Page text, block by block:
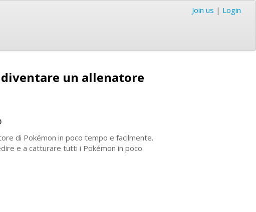
Join us | Login
diventare un allenatore
di Pokémon in poco tempo e facilmente.
e a catturare tutti i Pokémon in poco